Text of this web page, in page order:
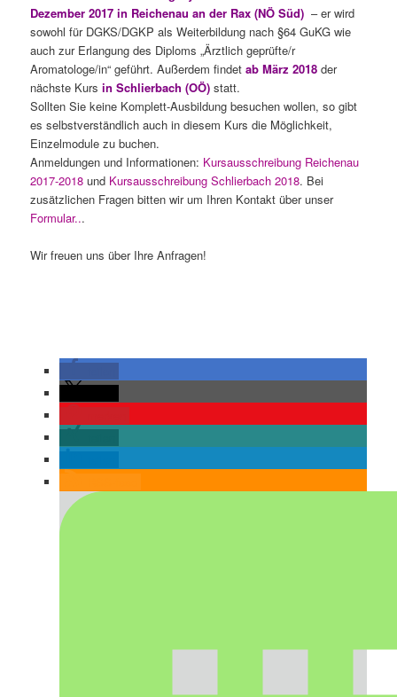
Dezember 2017 in Reichenau an der Rax (NÖ Süd) – er wird
sowohl für DGKS/DGKP als Weiterbildung nach §64 GuKG wie
auch zur Erlangung des Diploms „Ärztlich geprüfte/r
Aromatologe/in“ geführt. Außerdem findetab März 2018 der
nächste Kursin Schlierbach (OÖ) statt.
Sollten Sie keine Komplett-Ausbildung besuchen wollen, so gibt
es selbstverständlich auch in diesem Kurs die Möglichkeit,
Einzelmodule zu buchen.
Anmeldungen und Informationen: Kursausschreibung Reichenau
2017-2018 und Kursausschreibung Schlierbach 2018. Bei
zusätzlichen Fragen bitten wir um Ihren Kontakt über unser
Formular...
Wir freuen uns über Ihre Anfragen!